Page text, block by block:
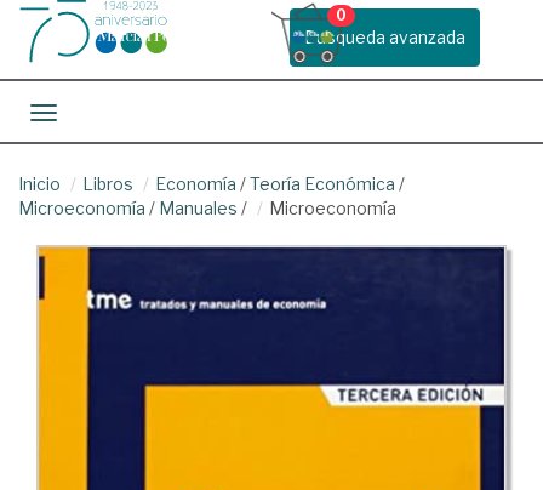
Busqueda avanzada
0
Toggle navigation
Inicio Libros Economía /Teoría Económica /
Microeconomía / Manuales / Microeconomía